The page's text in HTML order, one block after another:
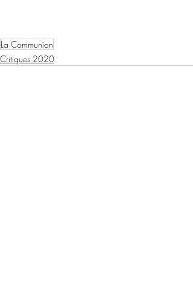
La Communion
Critiques 2020